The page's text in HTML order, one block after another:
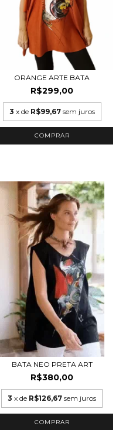
ORANGE ARTE BATA
R$299,00
3 x de R$99,67 sem juros
COMPRAR
BATA NEO PRETA ART
R$380,00
3 x de R$126,67 sem juros
COMPRAR